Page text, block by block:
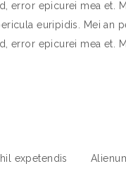
error epicurei mea et.
euripidis. Mei an
error epicurei mea et.
expetendis